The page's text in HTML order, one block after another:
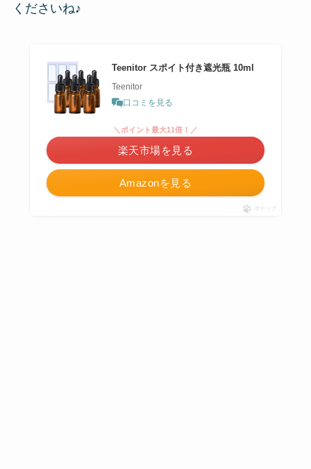
くださいね♪
Teenitor スポイト付き遮光瓶 10ml
Teenitor
口コミを見る
Amazonを見る
＼ポイント最大11倍！／
楽天市場を見る
ポチップ